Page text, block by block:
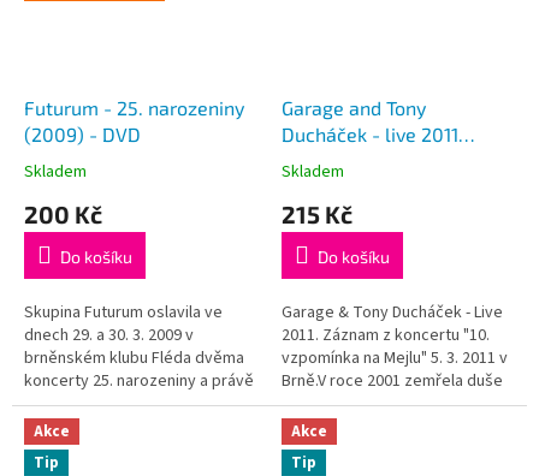
Futurum - 25. narozeniny
(2009) - DVD
Skladem
200 Kč
Do košíku
Skupina Futurum oslavila ve
dnech 29. a 30. 3. 2009 v
brněnském klubu Fléda dvěma
koncerty 25. narozeniny a právě
tak se jmenuje i DVD se
záznamem z těchto narozenin.
Na koncertě vystoupila skupina
Garage and Tony
Ducháček - live 2011
(2012) - CD
Skladem
215 Kč
Do košíku
Garage & Tony Ducháček - Live
2011. Záznam z koncertu "10.
vzpomínka na Mejlu" 5. 3. 2011 v
Brně.V roce 2001 zemřela duše
české undergroundové hudby,
Milan Mejla Hlavsa. Muzikální
samorost a frontman...
Akce
Tip
Akce
Tip